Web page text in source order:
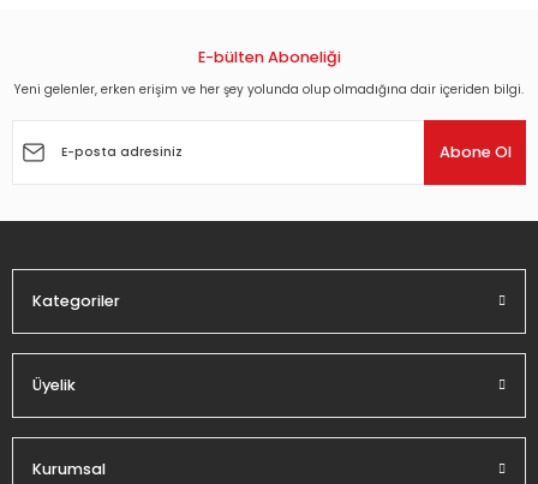
Görüş ve önerileriniz için teşekkür ederiz.
Ürün açıklamasında eksik bilgiler bulunuyor.
E-bülten Aboneliği
Yeni gelenler, erken erişim ve her şey yolunda olup olmadığına dair içeriden bilgi.
Abone Ol
Kategoriler
Üyelik
Kurumsal